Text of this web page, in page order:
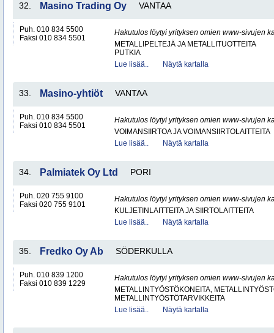
32. Masino Trading Oy VANTAA
Puh. 010 834 5500
Faksi 010 834 5501
Hakutulos löytyi yrityksen omien www-sivujen
METALLIPELTEJÄ JA METALLITUOTTEITA
PUTKIA
Lue lisää..
Näytä kartalla
33. Masino-yhtiöt VANTAA
Puh. 010 834 5500
Faksi 010 834 5501
Hakutulos löytyi yrityksen omien www-sivujen
VOIMANSIIRTOA JA VOIMANSIIRTOLAITTEITA
Lue lisää..
Näytä kartalla
34. Palmiatek Oy Ltd PORI
Puh. 020 755 9100
Faksi 020 755 9101
Hakutulos löytyi yrityksen omien www-sivujen
KULJETINLAITTEITA JA SIIRTOLAITTEITA
Lue lisää..
Näytä kartalla
35. Fredko Oy Ab SÖDERKULLA
Puh. 010 839 1200
Faksi 010 839 1229
Hakutulos löytyi yrityksen omien www-sivujen
METALLINTYÖSTÖKONEITA,
METALLINTYÖSTÖTARVIKKEITA
Lue lisää..
Näytä kartalla